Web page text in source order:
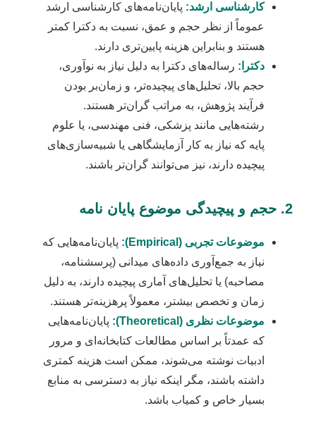
کارشناسی ارشد:پایان‌نامه‌های کارشناسی ارشد
عموماً از نظر حجم و عمق، نسبت به دکترا کمتر
هستند و بنابراین هزینه پایین‌تری دارند.
دکترا: رساله‌های دکترا به دلیل نیاز به نوآوری،
حجم بالا، تحلیل‌های پیچیده‌تر، و زمان‌بر بودن
فرآیند پژوهش، به مراتب گران‌تر هستند.
رشته‌هایی مانند پزشکی، فنی مهندسی، یا علوم
پایه که نیاز به کار آزمایشگاهی یا شبیه‌سازی‌های
پیچیده دارند، نیز می‌توانند گران‌تر باشند.
موضوعات تجربی (Empirical):
پایان‌نامه‌هایی که
نیاز به جمع‌آوری داده‌های میدانی (پرسشنامه،
مصاحبه) یا تحلیل‌های آماری پیچیده دارند، به دلیل
زمان و تخصص بیشتر، معمولاً پرهزینه‌تر هستند.
موضوعات نظری (Theoretical):
پایان‌نامه‌هایی
که عمدتاً بر اساس مطالعات کتابخانه‌ای و مرور
ادبیات نوشته می‌شوند، ممکن است هزینه کمتری
داشته باشند، مگر اینکه نیاز به دسترسی به منابع
بسیار خاص و کمیاب باشد.